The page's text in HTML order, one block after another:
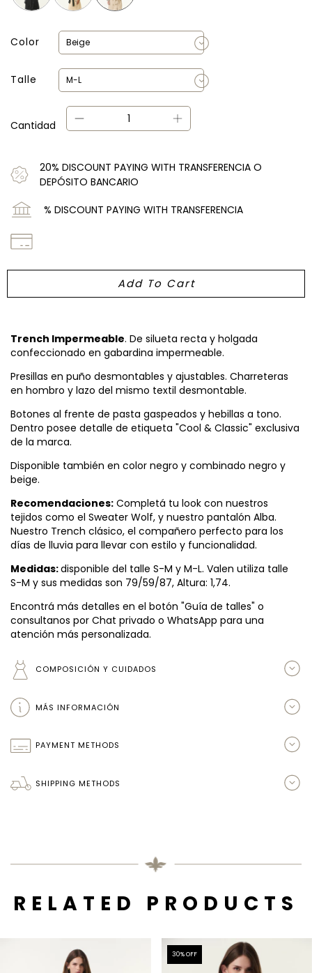
Color
Talle
Cantidad
20% DISCOUNT PAYING WITH TRANSFERENCIA O
DEPÓSITO BANCARIO
% DISCOUNT PAYING WITH TRANSFERENCIA
Trench Impermeable. De silueta recta y holgada
confeccionado en gabardina impermeable.
Presillas en puño desmontables y ajustables. Charreteras
en hombro y lazo del mismo textil desmontable.
Botones al frente de pasta gaspeados y hebillas a tono.
Dentro posee detalle de etiqueta "Cool & Classic" exclusiva
de la marca.
Disponible también en color negro y combinado negro y
beige.
Recomendaciones: Completá tu look con nuestros
tejidos como el Sweater Wolf, y nuestro pantalón Alba.
Nuestro Trench clásico, el compañero perfecto para los
días de lluvia para llevar con estilo y funcionalidad.
Medidas:disponible del talle S-M y M-L. Valen utiliza talle
S-M y sus medidas son 79/59/87, Altura: 1,74.
Encontrá más detalles en el botón "Guía de talles" o
consultanos por Chat privado o WhatsApp para una
atención más personalizada.
COMPOSICIÓN Y CUIDADOS
MÁS INFORMACIÓN
PAYMENT METHODS
SHIPPING METHODS
RELATED PRODUCTS
30% OFF